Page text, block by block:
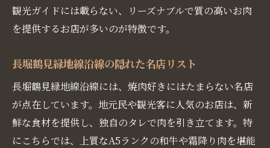
観光ガイドには載らない、リーズナブルで質の高いお肉
を提供するお店が多いのが特徴です。
長堀鶴見緑地線沿線の隠れた名店リスト
長堀鶴見緑地線沿線には、焼肉好きにはたまらない名店
が点在しています。地元民や観光客に人気のお店は、新
鮮な食材を提供し、独自のタレで肉を引き立てます。特
にこちらでは、上質なA5ランクの和牛や霜降り肉を堪能